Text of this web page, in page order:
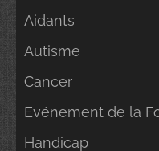
Aidants
Autisme
Cancer
Evénement de la
Handicap